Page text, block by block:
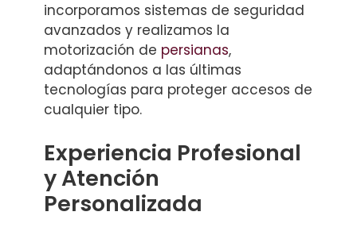
incorporamos sistemas de seguridad
avanzados y realizamos la
motorización de persianas,
adaptándonos a las últimas
tecnologías para proteger accesos de
cualquier tipo.
Experiencia Profesional
y Atención
Personalizada